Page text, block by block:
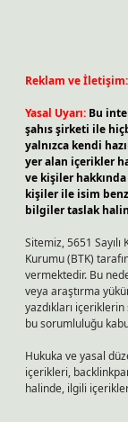
Reklam ve İletişim:
Yasal Uyarı: Bu
şahıs şirketi ile
yalnızca kendi
yer alan içerikler
ve kişiler
kişiler ile isim
bilgiler taslak
Sitemiz, 5651
Kurumu (BTK)
vermektedir. Bu
veya araştırma
yazdıkları
bu sorumluluğu
Hukuka ve yasal
içerikleri,
halinde, ilgili